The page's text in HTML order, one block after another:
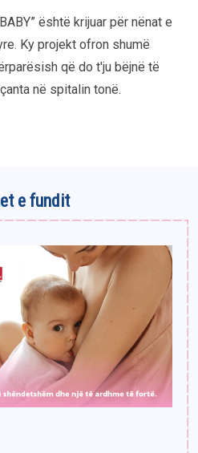
është krijuar për nënat e
Ky projekt ofron shumë
që do t'ju bëjnë të
në spitalin tonë.
e fundit